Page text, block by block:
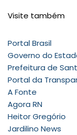
Visite também
Portal Brasil
Governo do
Prefeitura de
Portal da
A Fonte
Agora RN
Heitor Gregório
Jardilino News